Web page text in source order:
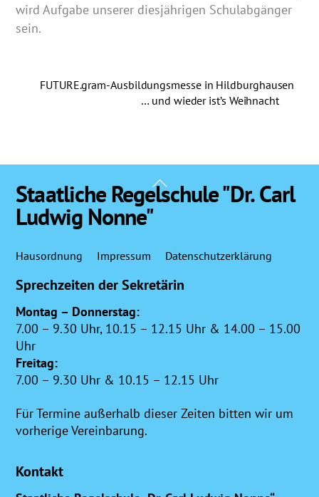
wird Aufgabe unserer diesjährigen Schulabgänger
sein.
FUTURE.gram-Ausbildungsmesse in Hildburghausen
… und wieder ist’s Weihnacht
Back
To
Staatliche Regelschule "Dr. Carl
Ludwig Nonne"
Hausordnung Impressum Datenschutzerklärung
Sprechzeiten der Sekretärin
Montag – Donnerstag:
7.00 – 9.30 Uhr, 10.15 – 12.15 Uhr & 14.00 – 15.00
Uhr
Freitag:
7.00 – 9.30 Uhr & 10.15 – 12.15 Uhr
Für Termine außerhalb dieser Zeiten bitten wir um
vorherige Vereinbarung.
Kontakt